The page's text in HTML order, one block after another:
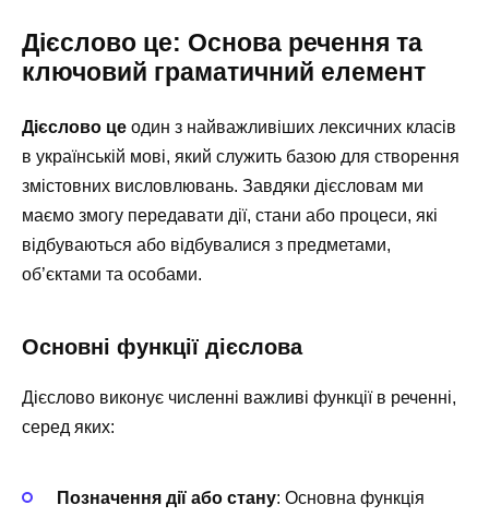
Дієслово це: Основа речення та
ключовий граматичний елемент
Дієслово це один з найважливіших лексичних класів
в українській мові, який служить базою для створення
змістовних висловлювань. Завдяки дієсловам ми
маємо змогу передавати дії, стани або процеси, які
відбуваються або відбувалися з предметами,
об’єктами та особами.
Основні функції дієслова
Дієслово виконує численні важливі функції в реченні,
серед яких:
Позначення дії або стану: Основна функція